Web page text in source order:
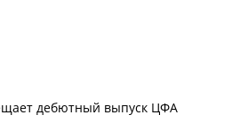
дебютный выпуск ЦФА